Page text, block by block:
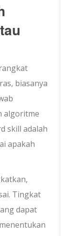
biasanya
algoritme
skill adalah
apakah
Tingkat
dapat